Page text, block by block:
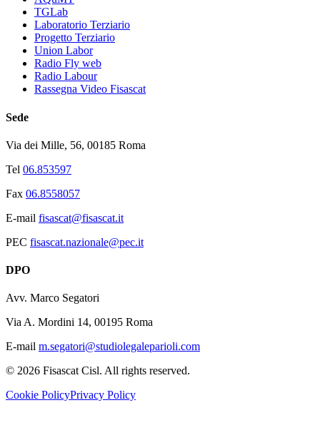
TGLab
Laboratorio Terziario
Progetto Terziario
Union Labor
Radio Fly web
Radio Labour
Rassegna Video Fisascat
Sede
Via dei Mille, 56, 00185 Roma
Tel 06.853597
Fax 06.8558057
E-mail fisascat@fisascat.it
PEC fisascat.nazionale@pec.it
DPO
Avv. Marco Segatori
Via A. Mordini 14, 00195 Roma
E-mail m.segatori@studiolegaleparioli.com
© 2026 Fisascat Cisl. All rights reserved.
Cookie PolicyPrivacy Policy